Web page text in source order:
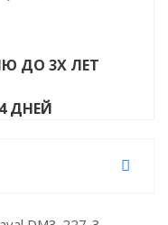
ДО 3Х ЛЕТ
ДНЕЙ